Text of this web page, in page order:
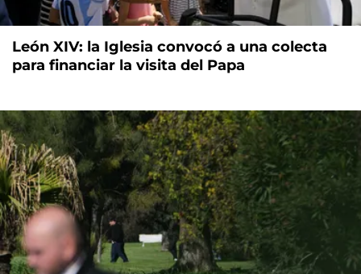
León XIV: la Iglesia convocó a una colecta
para financiar la visita del Papa